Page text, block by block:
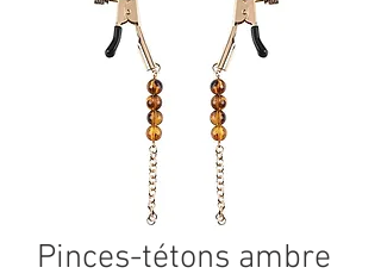
Pinces-tétons ambre